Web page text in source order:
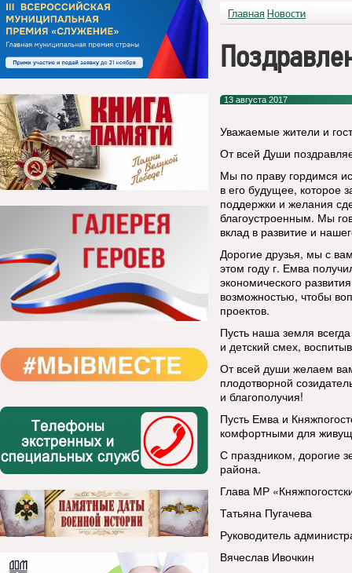
Главная Новости
13 августа 2017
Уважаемые жители и
От всей Души
Мы по праву гордимся
в его будущее, которое
поддержки и желания
благоустроенным. Мы
вклад в развитие и
Дорогие друзья, мы с
этом году г. Емва
экономического
возможностью, чтобы
проектов.
Пусть наша земля
и детский смех,
От всей души желаем
плодотворной
и благополучия!
Пусть Емва и
комфортными для
С праздником, дорогие
района.
Глава МР
Татьяна Пугачева
Руководитель
Вячеслав Ивочкин